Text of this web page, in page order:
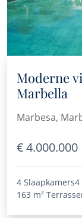
Moderne
Marbella
Marbesa,
€ 4.000.000
4 Slaapkamers4
163 m²